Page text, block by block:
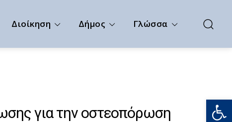
Διοίκηση Δήμος Γλώσσα
για την οστεοπόρωση